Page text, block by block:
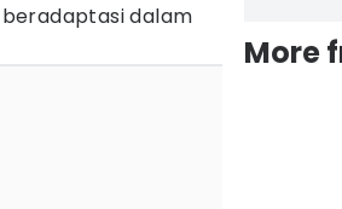
dalam
More